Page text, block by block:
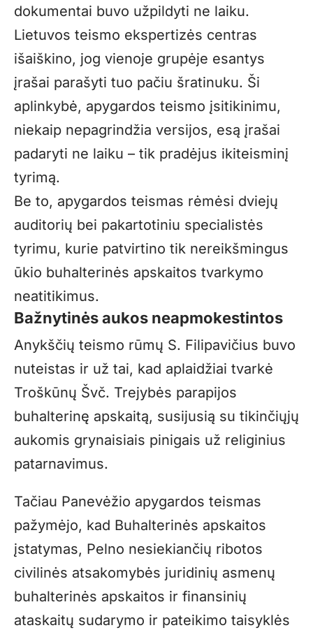
dokumentai buvo užpildyti ne laiku.
Lietuvos teismo ekspertizės centras
išaiškino, jog vienoje grupėje esantys
įrašai parašyti tuo pačiu šratinuku. Ši
aplinkybė, apygardos teismo įsitikinimu,
niekaip nepagrindžia versijos, esą įrašai
padaryti ne laiku – tik pradėjus ikiteisminį
tyrimą.
Be to, apygardos teismas rėmėsi dviejų
auditorių bei pakartotiniu specialistės
tyrimu, kurie patvirtino tik nereikšmingus
ūkio buhalterinės apskaitos tvarkymo
neatitikimus.
Bažnytinės aukos neapmokestintos
Anykščių teismo rūmų S. Filipavičius buvo
nuteistas ir už tai, kad aplaidžiai tvarkė
Troškūnų Švč. Trejybės parapijos
buhalterinę apskaitą, susijusią su tikinčiųjų
aukomis grynaisiais pinigais už religinius
patarnavimus.
Tačiau Panevėžio apygardos teismas
pažymėjo, kad Buhalterinės apskaitos
įstatymas, Pelno nesiekiančių ribotos
civilinės atsakomybės juridinių asmenų
buhalterinės apskaitos ir finansinių
ataskaitų sudarymo ir pateikimo taisyklės